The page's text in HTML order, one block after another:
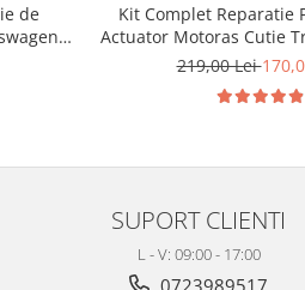
de
Kit Complet Reparatie
Actuator Motoras Cutie
BMW
219,00 Lei
SUPORT CLIENTI
L - V: 09:00 - 17:00
0723989517